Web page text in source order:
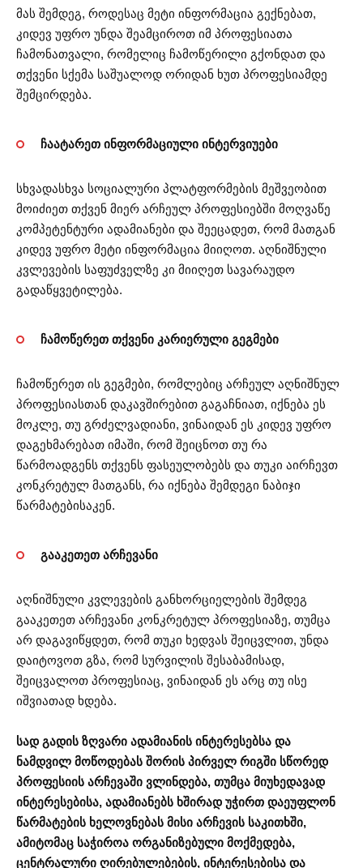
მას შემდეგ, როდესაც მეტი ინფორმაცია გექნებათ,
კიდევ უფრო უნდა შეამციროთ იმ პროფესიათა
ჩამონათვალი, რომელიც ჩამოწერილი გქონდათ და
თქვენი სქემა საშუალოდ ორიდან ხუთ პროფესიამდე
შემცირდება.
ჩაატარეთ ინფორმაციული ინტერვიუები
სხვადასხვა სოციალური პლატფორმების მეშვეობით
მოიძიეთ თქვენ მიერ არჩეულ პროფესიებში მოღვაწე
კომპეტენტური ადამიანები და შეეცადეთ, რომ მათგან
კიდევ უფრო მეტი ინფორმაცია მიიღოთ. აღნიშნული
კვლევების საფუძველზე კი მიიღეთ სავარაუდო
გადაწყვეტილება.
ჩამოწერეთ თქვენი კარიერული გეგმები
ჩამოწერეთ ის გეგმები, რომლებიც არჩეულ აღნიშნულ
პროფესიასთან დაკავშირებით გაგაჩნიათ, იქნება ეს
მოკლე, თუ გრძელვადიანი, ვინაიდან ეს კიდევ უფრო
დაგეხმარებათ იმაში, რომ შეიცნოთ თუ რა
წარმოადგენს თქვენს ფასეულობებს და თუკი აირჩევთ
კონკრეტულ მათგანს, რა იქნება შემდეგი ნაბიჯი
წარმატებისაკენ.
გააკეთეთ არჩევანი
აღნიშნული კვლევების განხორციელების შემდეგ
გააკეთეთ არჩევანი კონკრეტულ პროფესიაზე, თუმცა
არ დაგავიწყდეთ, რომ თუკი ხედვას შეიცვლით, უნდა
დაიტოვოთ გზა, რომ სურვილის შესაბამისად,
შეიცვალოთ პროფესიაც, ვინაიდან ეს არც თუ ისე
იშვიათად ხდება.
სად გადის ზღვარი ადამიანის ინტერესებსა და
ნამდვილ მოწოდებას შორის პირველ რიგში სწორედ
პროფესიის არჩევაში ვლინდება, თუმცა მიუხედავად
ინტერესებისა, ადამიანებს ხშირად უჭირთ დაეუფლონ
წარმატების ხელოვნებას მისი არჩევის საკითხში,
ამიტომაც საჭიროა ორგანიზებული მოქმედება,
ცენტრალური ღირებულებების, ინტერესებისა და